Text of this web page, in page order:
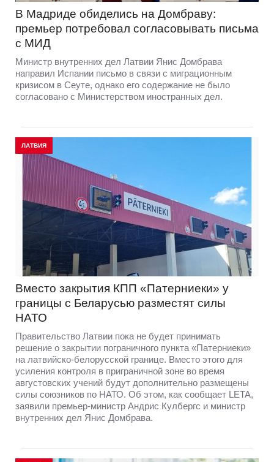
В Мадриде обиделись на Домбраву:
премьер потребовал согласовывать письма
с МИД
Министр внутренних дел Латвии Янис Домбрава
направил Испании письмо в связи с миграционным
кризисом в Сеуте, однако его содержание не было
согласовано с Министерством иностранных дел.
ЛАТВИЯ
Вместо закрытия КПП «Патерниеки» у
границы с Беларусью разместят силы
НАТО
Правительство Латвии пока не будет принимать
решение о закрытии пограничного пункта «Патерниеки»
на латвийско-белорусской границе. Вместо этого для
усиления контроля в приграничной зоне во время
августовских учений будут дополнительно размещены
силы союзников по НАТО. Об этом, как сообщает LETA,
заявили премьер-министр Андрис Кулбергс и министр
внутренних дел Янис Домбрава.